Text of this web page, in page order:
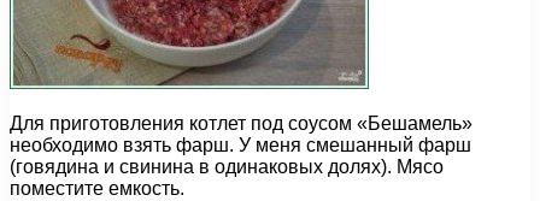
Для приготовления котлет под соусом «Бешамель»
необходимо взять фарш. У меня смешанный фарш
(говядина и свинина в одинаковых долях). Мясо
поместите емкость.